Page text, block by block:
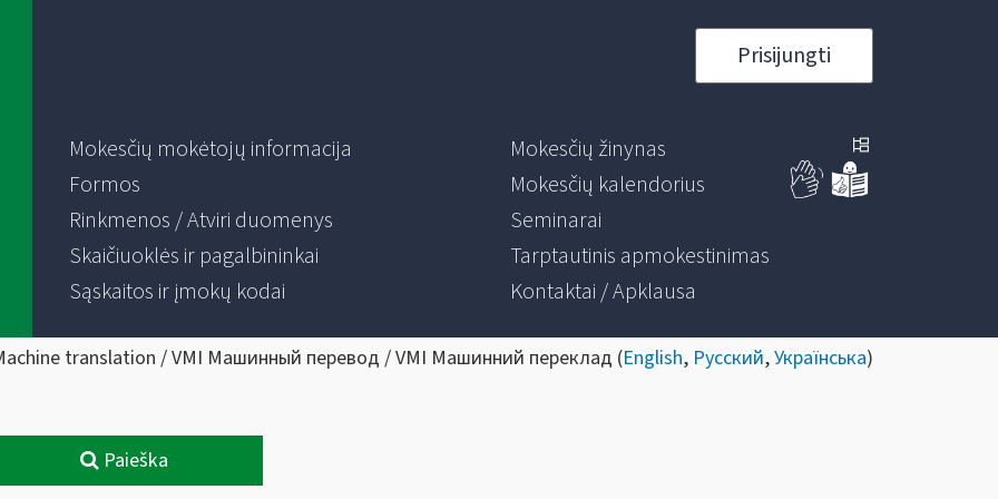
Prisijungti
Mokesčių mokėtojų informacija
Formos
Rinkmenos / Atviri duomenys
Skaičiuoklės ir pagalbininkai
Sąskaitos ir įmokų kodai
Mokesčių žinynas
Mokesčių kalendorius
Seminarai
Tarptautinis apmokestinimas
Kontaktai / Apklausa
translation / VMI Машинный перевод / VMI Машинний переклад (English, Русский,Українська)
Paieška